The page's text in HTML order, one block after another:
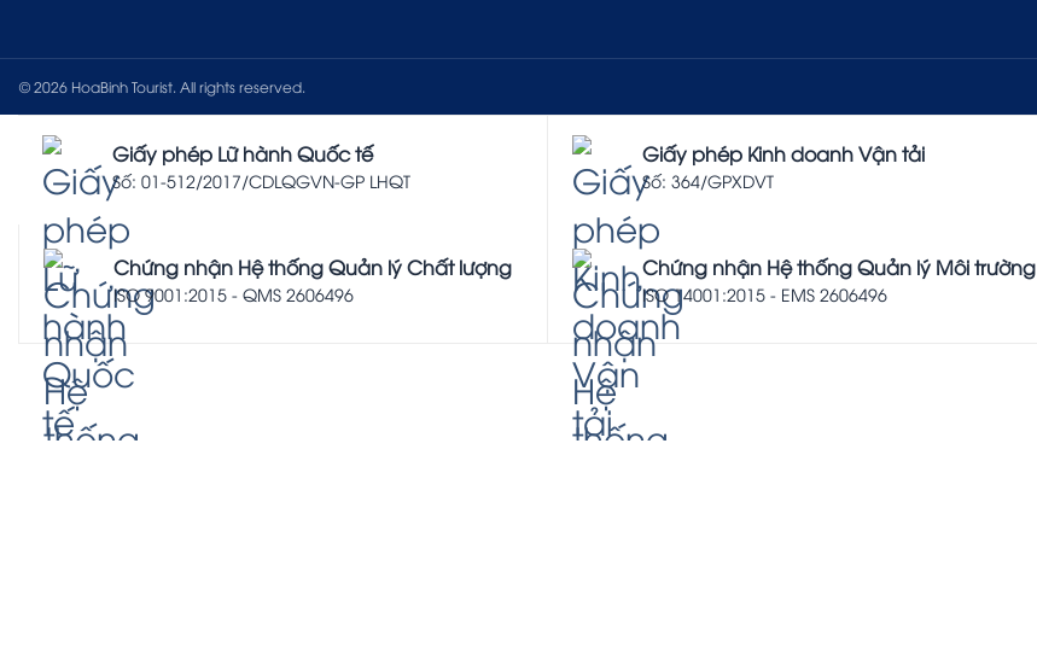
© 2026 HoaBinh Tourist. All rights reserved.
Giấy phép Lữ hành Quốc tế
Số: 01-512/2017/CDLQGVN-GP LHQT
Giấy phép Kinh doanh Vận tải
Số: 364/GPXDVT
Chứng nhận Hệ thống Quản lý Chất lượng
ISO 9001:2015 - QMS 2606496
Chứng nhận Hệ thống Quản lý Môi trường
ISO 14001:2015 - EMS 2606496